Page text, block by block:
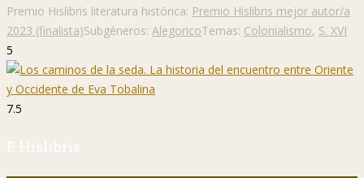
Premio Hislibris literatura histórica: Premio Hislibris mejor autor/a
2023 (finalista)Subgéneros: AlegoricoTemas: Colonialismo, S. XVI
5
7.5
P. Hislibris